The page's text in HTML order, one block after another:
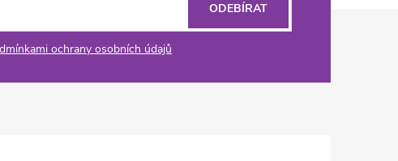
ochrany osobních údajů
ODEBÍRAT